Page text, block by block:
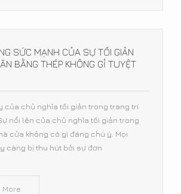
SỨC MẠNH CỦA SỰ TỐI GIẢN
BẰNG THÉP KHÔNG GỈ TUYỆT
của chủ nghĩa tối giản trong trang trí
nổi lên của chủ nghĩa tối giản trong
cửa không có gì đáng chú ý. Mọi
càng bị thu hút bởi sự đơn
More